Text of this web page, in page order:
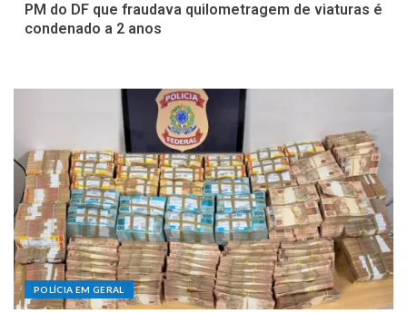
PM do DF que fraudava quilometragem de viaturas é
condenado a 2 anos
POLÍCIA EM GERAL